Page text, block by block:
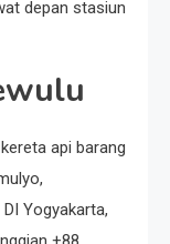
depan stasiun
api barang
Yogyakarta,